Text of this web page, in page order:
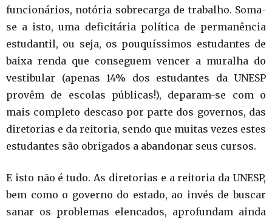
funcionários, notória sobrecarga de trabalho. Soma-
se a isto, uma deficitária política de permanência
estudantil, ou seja, os pouquíssimos estudantes de
baixa renda que conseguem vencer a muralha do
vestibular (apenas 14% dos estudantes da UNESP
provêm de escolas públicas!), deparam-se com o
mais completo descaso por parte dos governos, das
diretorias e da reitoria, sendo que muitas vezes estes
estudantes são obrigados a abandonar seus cursos.
E isto não é tudo. As diretorias e a reitoria da UNESP,
bem como o governo do estado, ao invés de buscar
sanar os problemas elencados, aprofundam ainda